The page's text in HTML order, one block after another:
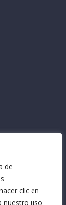
de
clic en
nuestro uso